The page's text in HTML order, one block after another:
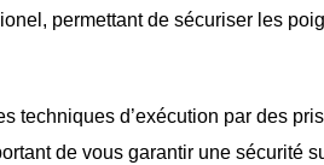
permettant de sécuriser les
techniques d’exécution par des
de vous garantir une sécurité